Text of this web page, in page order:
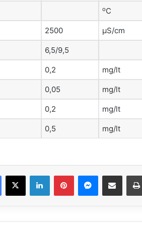
oC
2500 μS/cm
6,5/9,5
0,2 mg/lt
0,05 mg/lt
0,2 mg/lt
0,5 mg/lt
Facebook
X LinkedInPinterestMessenger
E-Mail ile paylaş